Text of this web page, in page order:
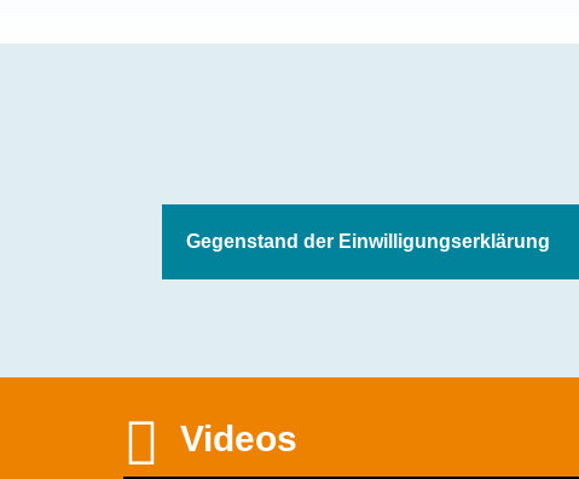
Gegenstand der Einwilligungserklärung
 Videos